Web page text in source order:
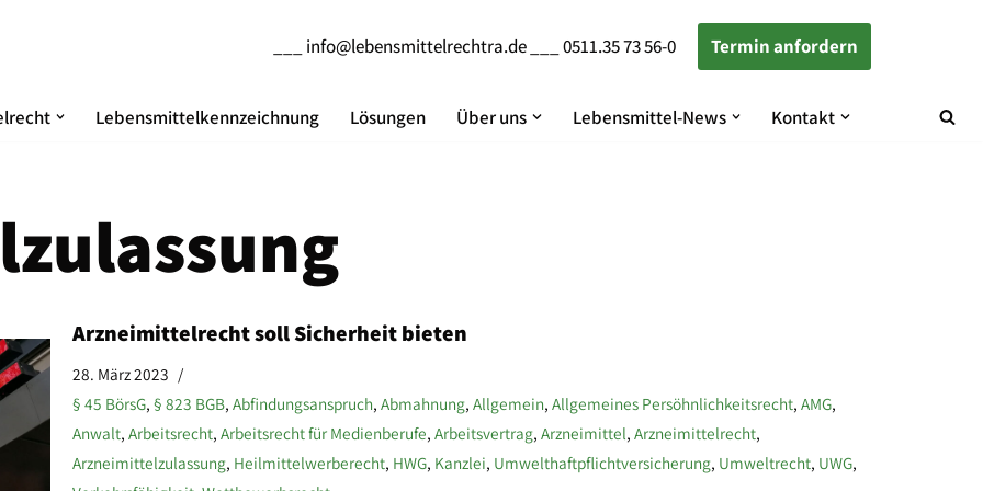
info@lebensmittelrechtra.de 0511.35 73 56-0 Termin anfordern
Lebensmittelkennzeichnung Lösungen Über uns Lebensmittel-News Kontakt
Arzneimittelrecht soll Sicherheit bieten
28. März 2023
§ 45 BörsG, § 823 BGB, Abfindungsanspruch, Abmahnung, Allgemein, Allgemeines Persöhnlichkeitsrecht, AMG,
Anwalt, Arbeitsrecht, Arbeitsrecht für Medienberufe, Arbeitsvertrag, Arzneimittel, Arzneimittelrecht,
Arzneimittelzulassung, Heilmittelwerberecht, HWG, Kanzlei, Umwelthaftpflichtversicherung, Umweltrecht, UWG,